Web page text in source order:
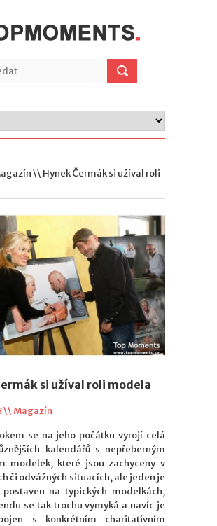
\\ Hynek Čermák si užíval roli
si užíval roli modela
\\ Magazín
se na jeho počátku vyrojí celá
kalendářů s nepřeberným
modelek, které jsou zachyceny v
či odvážných situacích, ale jeden je
na typických modelkách,
se tak trochu vymyká a navíc je
s konkrétním charitativním